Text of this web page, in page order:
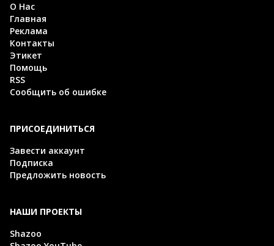
О Нас
Главная
Реклама
Контакты
Этикет
Помощь
RSS
Сообщить об ошибке
ПРИСОЕДИНИТЬСЯ
Завести аккаунт
Подписка
Предложить новость
НАШИ ПРОЕКТЫ
Shazoo